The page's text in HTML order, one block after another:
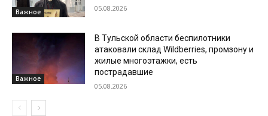
Важное 05.08.2026
Важное
В Тульской области беспилотники
атаковали склад Wildberries, промзону и
жилые многоэтажки, есть
пострадавшие
05.08.2026